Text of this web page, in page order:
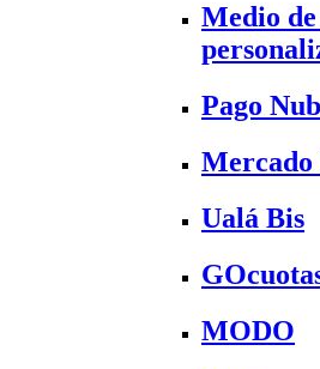
Medio de
Pago
Mercado
Ualá Bis
MODO